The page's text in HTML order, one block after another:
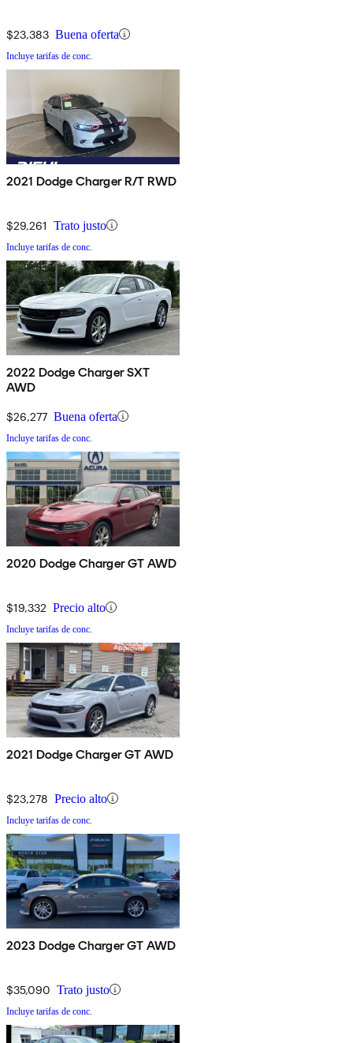
$23,383 Buena oferta
Incluye tarifas de conc.
2021 Dodge Charger R/T RWD
$29,261 Trato justo
Incluye tarifas de conc.
2022 Dodge Charger SXT
AWD
$26,277 Buena oferta
Incluye tarifas de conc.
2020 Dodge Charger GT AWD
$19,332 Precio alto
Incluye tarifas de conc.
2021 Dodge Charger GT AWD
$23,278 Precio alto
Incluye tarifas de conc.
2023 Dodge Charger GT AWD
$35,090 Trato justo
Incluye tarifas de conc.